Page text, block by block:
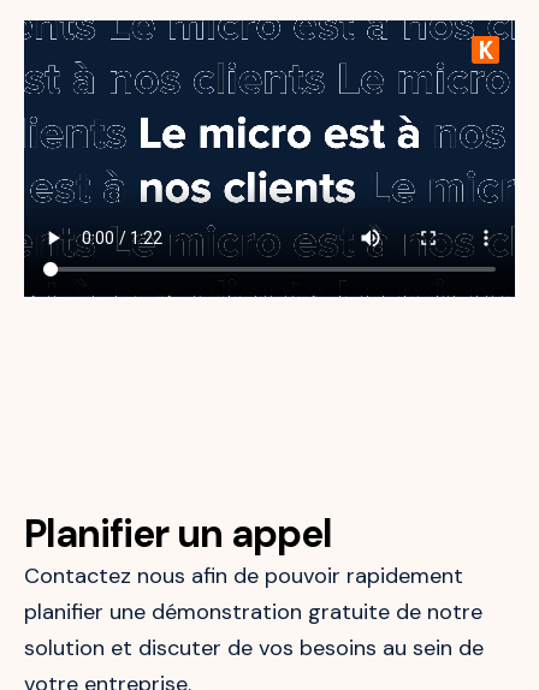
Planifier un appel
Contactez nous afin de pouvoir rapidement
planifier une démonstration gratuite de notre
solution et discuter de vos besoins au sein de
votre entreprise.